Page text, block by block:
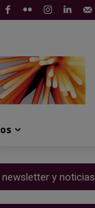
newsletter y noticias